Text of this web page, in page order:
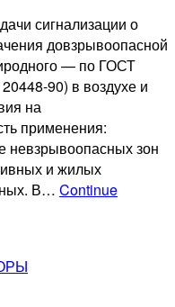
сигнализации о
довзрывоопасной
— по ГОСТ
90) в воздухе и
на
применения:
невзрывоопасных зон
и жилых
В… Continue